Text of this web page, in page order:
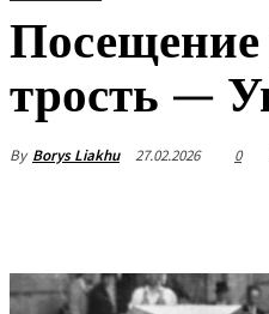
трость —
By Borys Liakhu 27.02.2026 0